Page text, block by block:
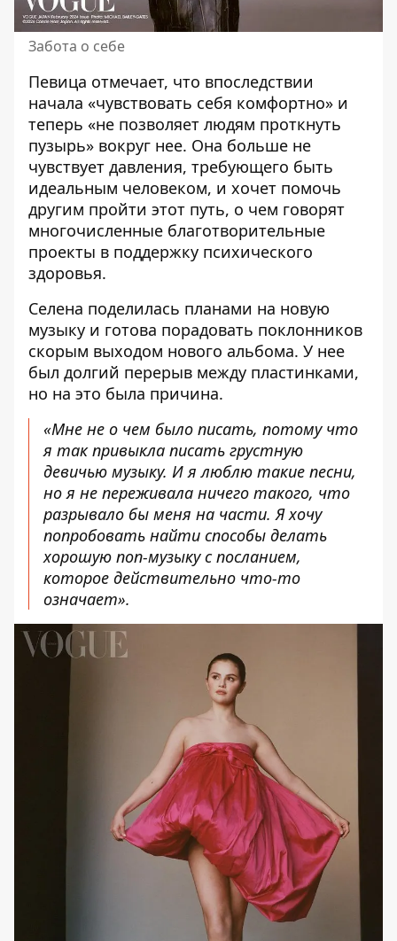
Забота о себе
Певица отмечает, что впоследствии
начала «чувствовать себя комфортно» и
теперь «не позволяет людям проткнуть
пузырь» вокруг нее. Она больше не
чувствует давления, требующего быть
идеальным человеком, и хочет помочь
другим пройти этот путь, о чем говорят
многочисленные благотворительные
проекты в поддержку психического
здоровья.
Селена поделилась планами на новую
музыку и готова порадовать поклонников
скорым выходом нового альбома. У нее
был долгий перерыв между пластинками,
но на это была причина.
«Мне не о чем было писать, потому что
я так привыкла писать грустную
девичью музыку. И я люблю такие песни,
но я не переживала ничего такого, что
разрывало бы меня на части. Я хочу
попробовать найти способы делать
хорошую поп-музыку с посланием,
которое действительно что-то
означает».